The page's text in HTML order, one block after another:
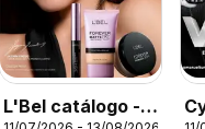
L'Bel catálogo -